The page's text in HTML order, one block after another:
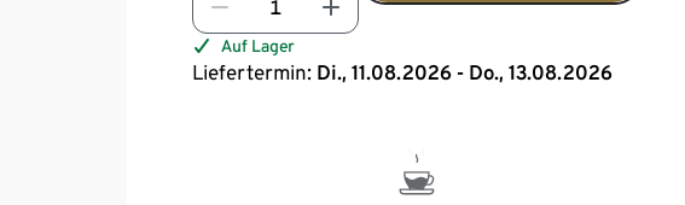
Auf Lager
Liefertermin: Di., 11.08.2026 - Do., 13.08.2026